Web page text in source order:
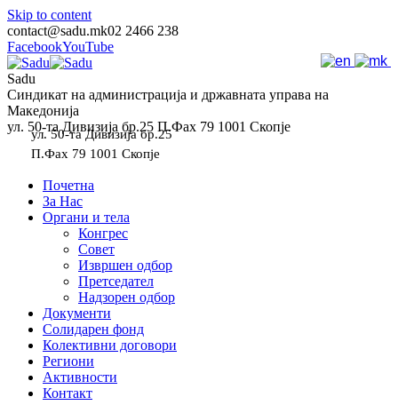
Skip to content
contact@sadu.mk02 2466 238
FacebookYouTube
Sadu
Синдикат на администрација и државната управа на
Македонија
ул. 50-та Дивизија бр.25 П.Фах 79 1001 Скопје
ул. 50-та Дивизија бр.25
П.Фах 79 1001 Скопје
Почетна
За Нас
Органи и тела
Конгрес
Совет
Извршен одбор
Претседател
Надзорен одбор
Документи
Солидарен фонд
Колективни договори
Региони
Активности
Контакт